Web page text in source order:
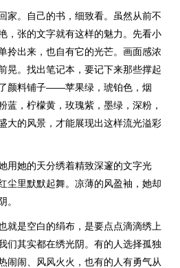
家。自己的书，细致看。虽然从前不
，张的文字就有这样的魅力。先看小
拎出来，也自有它的光芒。画面感浓
晃。找出笔记本，要记下来那些撑起
颜料铺子——苹果绿，琥铂色，烟
蓝，柠檬黄，玫瑰紫，墨绿，深粉，
的风景，才能展现出这样流光溢彩
用她的天分绣着精致深邃的文字光
尘里默默起舞。凉薄的风盈袖，她却
。
就是空白的绢布，是要点点滴滴绣上
们其实都在绣光阴。有的人选择孤独
闹闹、风风火火，也有的人有勇气从